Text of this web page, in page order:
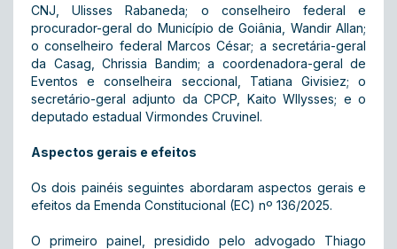
CNJ, Ulisses Rabaneda; o conselheiro federal e
procurador-geral do Município de Goiânia, Wandir Allan;
o conselheiro federal Marcos César; a secretária-geral
da Casag, Chrissia Bandim; a coordenadora-geral de
Eventos e conselheira seccional, Tatiana Givisiez; o
secretário-geral adjunto da CPCP, Kaito Wllysses; e o
deputado estadual Virmondes Cruvinel.
Aspectos gerais e efeitos
Os dois painéis seguintes abordaram aspectos gerais e
efeitos da Emenda Constitucional (EC) nº 136/2025.
O primeiro painel, presidido pelo advogado Thiago